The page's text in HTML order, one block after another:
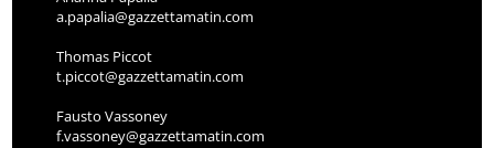
a.papalia@gazzettamatin.com
Thomas Piccot
t.piccot@gazzettamatin.com
Fausto Vassoney
f.vassoney@gazzettamatin.com